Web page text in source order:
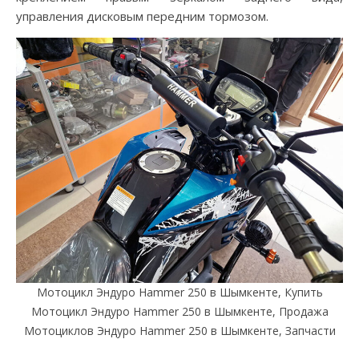
управления дисковым передним тормозом.
Мотоцикл Эндуро Hammer 250 в Шымкенте, Купить
Мотоцикл Эндуро Hammer 250 в Шымкенте, Продажа
Мотоциклов Эндуро Hammer 250 в Шымкенте, Запчасти